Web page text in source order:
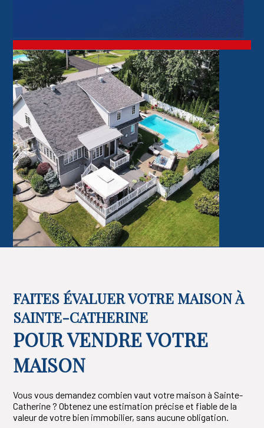
FAITES ÉVALUER VOTRE MAISON À
SAINTE-CATHERINE
POUR VENDRE VOTRE
MAISON
Vous vous demandez combien vaut votre maison à Sainte-
Catherine ? Obtenez une estimation précise et fiable de la
valeur de votre bien immobilier, sans aucune obligation.